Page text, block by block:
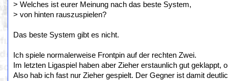
> Welches ist eurer Meinung nach das beste System,
> von hinten rauszuspielen?
Das beste System gibt es nicht.
Ich spiele normalerweise Frontpin auf der rechten Zwei.
Im letzten Ligaspiel haben aber Zieher erstaunlich gut geklappt,
Also hab ich fast nur Zieher gespielt. Der Gegner ist damit